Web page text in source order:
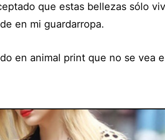
que estas bellezas sólo
en mi guardarropa.
en animal print que no se vea